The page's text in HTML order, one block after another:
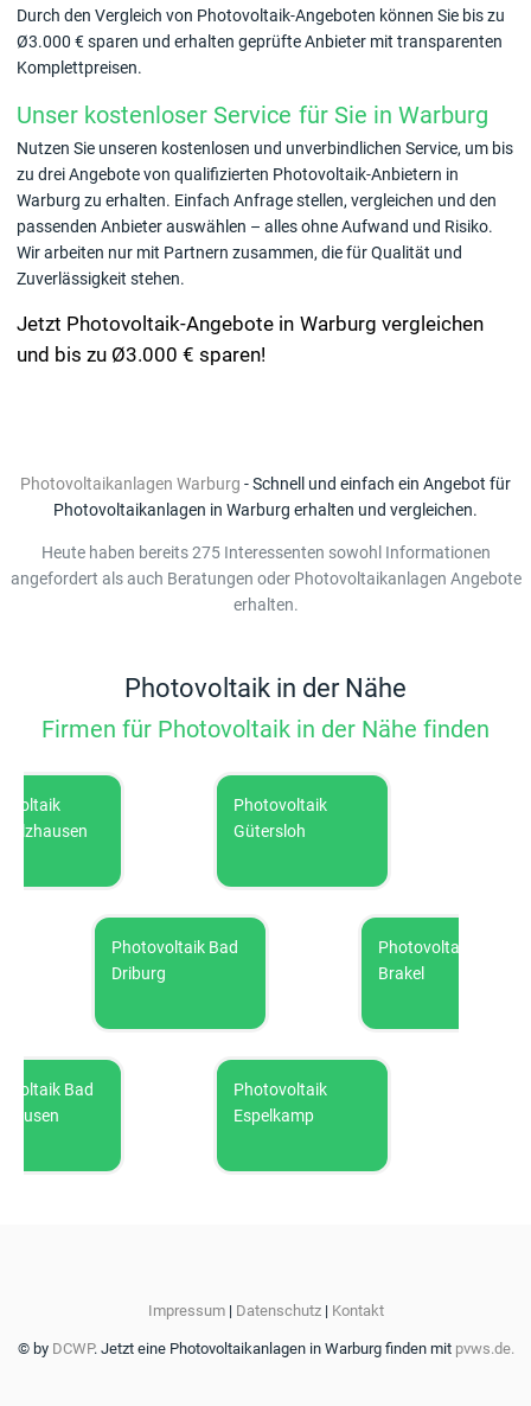
Durch den Vergleich von Photovoltaik-Angeboten können Sie bis zu
Ø3.000 € sparen und erhalten geprüfte Anbieter mit transparenten
Komplettpreisen.
Unser kostenloser Service für Sie in Warburg
Nutzen Sie unseren kostenlosen und unverbindlichen Service, um bis
zu drei Angebote von qualifizierten Photovoltaik-Anbietern in
Warburg zu erhalten. Einfach Anfrage stellen, vergleichen und den
passenden Anbieter auswählen – alles ohne Aufwand und Risiko.
Wir arbeiten nur mit Partnern zusammen, die für Qualität und
Zuverlässigkeit stehen.
Jetzt Photovoltaik-Angebote in Warburg vergleichen
und bis zu Ø3.000 € sparen!
Photovoltaikanlagen Warburg - Schnell und einfach ein Angebot für
Photovoltaikanlagen in Warburg erhalten und vergleichen.
Heute haben bereits 275 Interessenten sowohl Informationen
angefordert als auch Beratungen oder Photovoltaikanlagen Angebote
erhalten.
Photovoltaik in der Nähe
Firmen für Photovoltaik in der Nähe finden
Photovoltaik
Gütersloh
Photovoltaik
Brakel
Photovoltaik Bad
Driburg
Bad
Photovoltaik
Espelkamp
Impressum| Datenschutz| Kontakt
© by DCWP. Jetzt eine Photovoltaikanlagen in Warburg finden mit pvws.de.